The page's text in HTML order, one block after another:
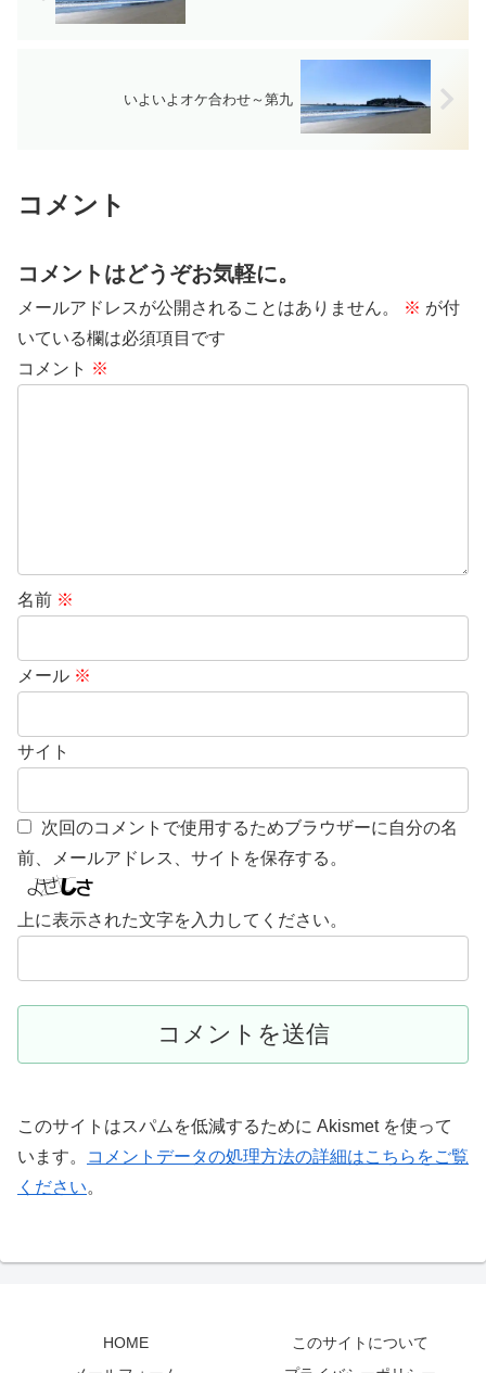
いよいよオケ合わせ～第九
コメント
コメントはどうぞお気軽に。
メールアドレスが公開されることはありません。 ※ が付
いている欄は必須項目です
コメント ※
名前 ※
メール ※
サイト
次回のコメントで使用するためブラウザーに自分の名
前、メールアドレス、サイトを保存する。
上に表示された文字を入力してください。
このサイトはスパムを低減するために Akismet を使って
います。
コメントデータの処理方法の詳細はこちらをご覧
ください。
HOME
このサイトについて